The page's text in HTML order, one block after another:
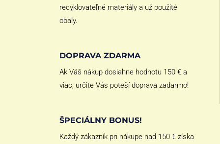
recyklovateľné materiály a už použité
obaly.
DOPRAVA ZDARMA
Ak Váš nákup dosiahne hodnotu 150 € a
viac, určite Vás poteší doprava zadarmo!
ŠPECIÁLNY BONUS!
Každý zákazník pri nákupe nad 150 € získa